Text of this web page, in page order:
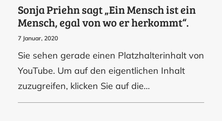
Sonja Priehn sagt „Ein Mensch ist ein
Mensch, egal von wo er herkommt“.
7 Januar, 2020
Sie sehen gerade einen Platzhalterinhalt von
YouTube. Um auf den eigentlichen Inhalt
zuzugreifen, klicken Sie auf die…